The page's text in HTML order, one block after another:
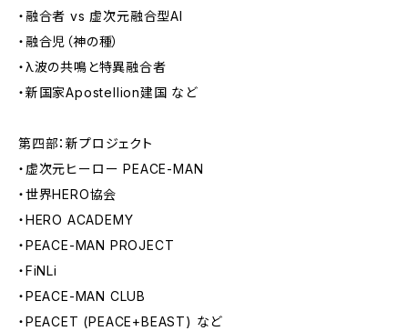
・融合者 vs 虚次元融合型AI
・融合児（神の種）
・λ波の共鳴と特異融合者
・新国家Apostellion建国 など
第四部：新プロジェクト
・虚次元ヒーロー PEACE-MAN
・世界HERO協会
・HERO ACADEMY
・PEACE-MAN PROJECT
・FiNLi
・PEACE-MAN CLUB
・PEACET (PEACE+BEAST) など